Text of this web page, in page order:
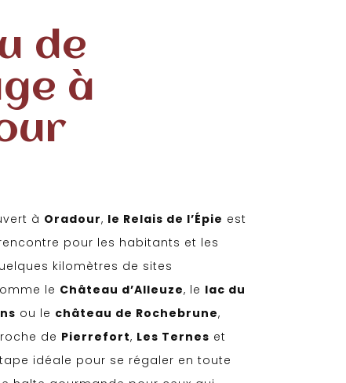
de
à
à Oradour, le Relais de l’Épie est
pour les habitants et les
kilomètres de sites
le Château d’Alleuze, le lac du
ou le château de Rochebrune,
de Pierrefort, Les Ternes et
idéale pour se régaler en toute